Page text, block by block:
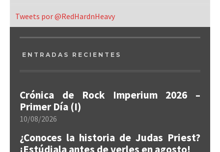
Tweets por @RedHardnHeavy
ENTRADAS RECIENTES
Crónica de Rock Imperium 2026 –
Primer Día (I)
10/08/2026
¿Conoces la historia de Judas Priest?
¡Estúdiala antes de verles en agosto!